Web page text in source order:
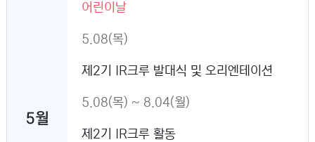
5월
어린이날
5.08(목)
제2기 IR크루 발대식 및 오리엔테이션
5.08(목) ~ 8.04(월)
제2기 IR크루 활동